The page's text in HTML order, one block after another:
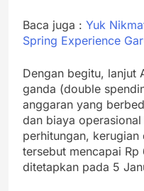
Baca juga : Yuk
Spring Experience
Dengan begitu, lanjut
ganda (double
anggaran yang
dan biaya
perhitungan,
tersebut mencapai
ditetapkan pada 5